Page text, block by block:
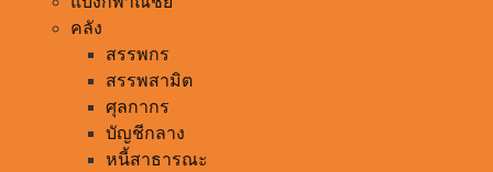
ซุบซิบการลงทุน
บล.
กองทุน
กลต.
แบงก์พาณิชย์
คลัง